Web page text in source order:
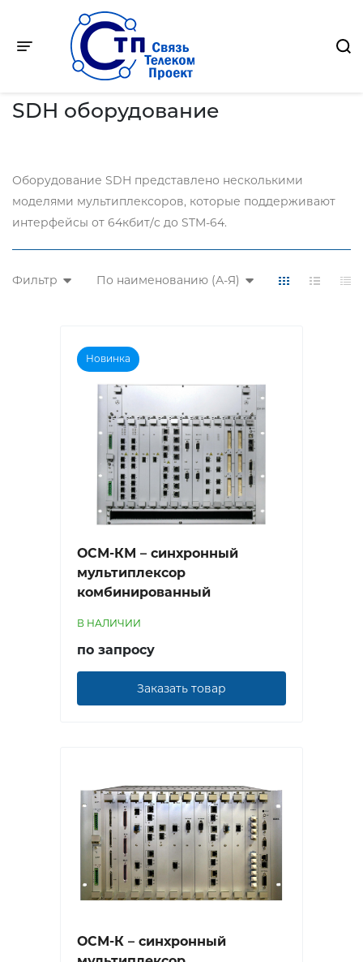
Toggle navigation
Продукция - SDH оборудование
SDH оборудование
Оборудование SDH представлено несколькими
моделями мультиплексоров, которые поддерживают
интерфейсы от 64кбит/c до STM-64.
Фильтр По наименованию (А-Я)
Новинка
ОСМ-КМ – синхронный
мультиплексор
комбинированный
В НАЛИЧИИ
по запросу
Заказать товар
ОСМ-К – синхронный